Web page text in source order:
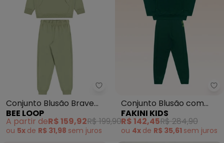
Bee Loop - Conjunto Blusão
Conjunto Blusão Brave
Calça Verde
BEE LOOP
A partir deR$ 159,92R$ 199,90
ou 5x de R$ 31,98 sem juros
Conjunto Blusão com
Capuz e Calça (Verde)
FAKINI KIDS
R$ 142,45R$ 284,90
ou 4x de R$ 35,61 sem juros